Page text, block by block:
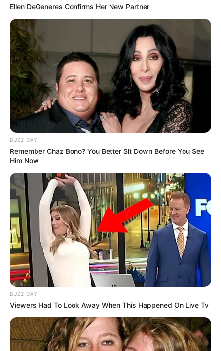
Hanya tumbuh mengikuti arus
Foto – foto Farahdiba Ferreira
1. Tampil menawan saat jalani sesi pemotretan
(foto: instagram/farahdibaferreira)
Ellen DeGeneres Confirms Her New Partner
BUZZ DAY
Remember Chaz Bono? You Better Sit Down Before You See
Him Now
BUZZ DAY
Viewers Had To Look Away When This Happened On Live Tv